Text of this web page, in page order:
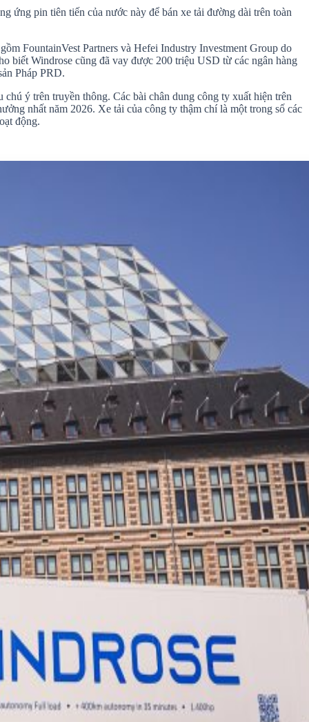
ứng pin tiên tiến của nước này để bán xe tải đường dài trên toàn
FountainVest Partners và Hefei Industry Investment Group do
biết Windrose cũng đã vay được 200 triệu USD từ các ngân hàng
Pháp PRD.
ý trên truyền thông. Các bài chân dung công ty xuất hiện trên
nhất năm 2026. Xe tải của công ty thậm chí là một trong số các
động.